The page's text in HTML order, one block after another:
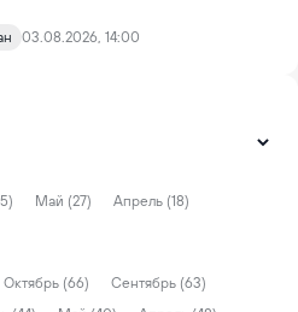
03.08.2026, 14:00
Май (27)
Апрель (18)
Октябрь (66)
Сентябрь (63)